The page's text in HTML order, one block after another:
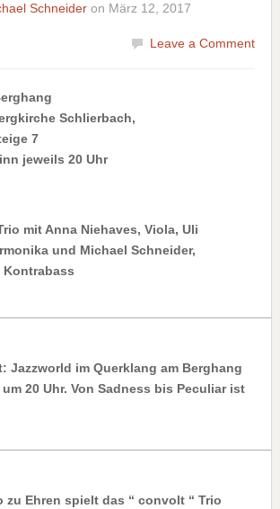
Schneider on März 12, 2017
Leave a Comment
Schlierbach,
7
jeweils 20 Uhr
mit Anna Niehaves, Viola, Uli
und Michael Schneider,
Jazzworld im Querklang am Berghang
um 20 Uhr. Von Sadness bis Peculiar ist
zu Ehren spielt das “ convolt “ Trio